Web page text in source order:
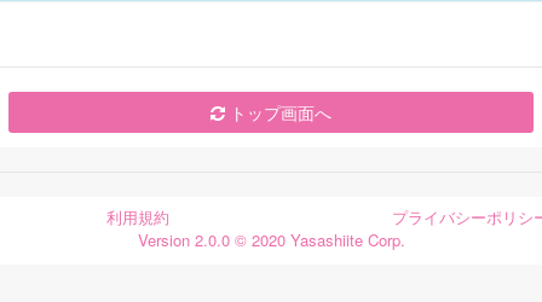
トップ画面へ
利用規約 プライバシーポリシ
Version 2.0.0 © 2020 Yasashiite Corp.